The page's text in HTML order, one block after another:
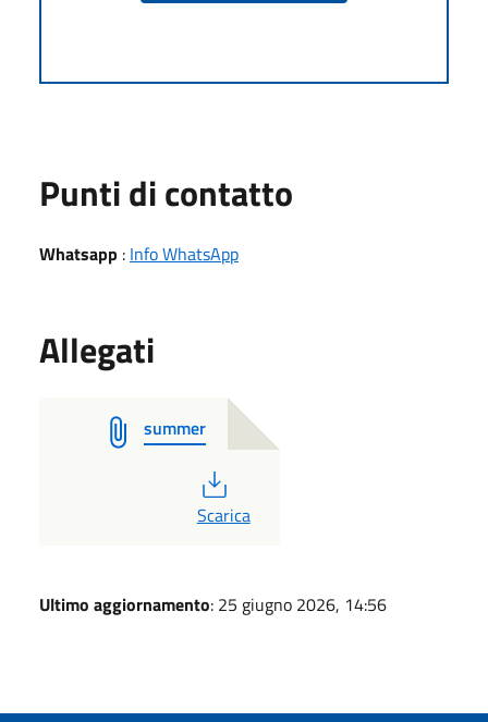
Punti di contatto
Whatsapp : Info WhatsApp
Allegati
summer
PDF
Scarica
Ultimo aggiornamento: 25 giugno 2026, 14:56